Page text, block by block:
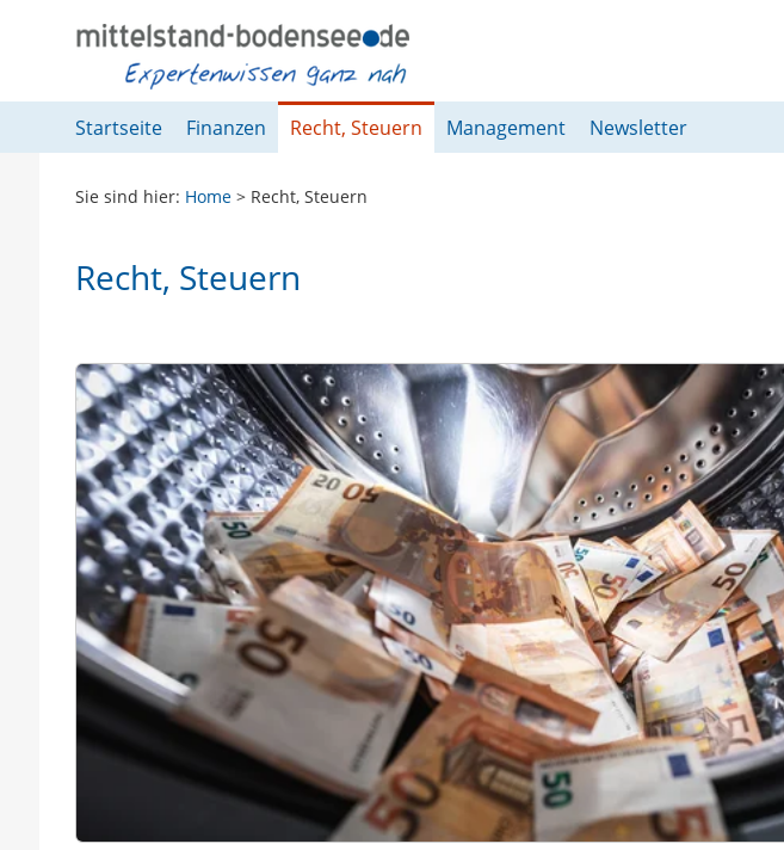
Hauptmenü
Fußzeile
Startseite Finanzen Recht, Steuern Management Newsletter
Sie sind hier: Home > Recht, Steuern
Recht, Steuern